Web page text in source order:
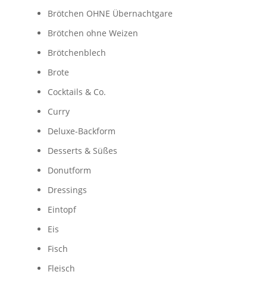
Brötchen OHNE Übernachtgare
Brötchen ohne Weizen
Brötchenblech
Brote
Cocktails & Co.
Curry
Deluxe-Backform
Desserts & Süßes
Donutform
Dressings
Eintopf
Eis
Fisch
Fleisch